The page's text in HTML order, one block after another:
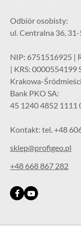
Odbiór osobisty:
ul. Centralna 36,
NIP: 6751516925 |
| KRS: 0000554199
Krakowa-
Bank PKO SA:
45 1240 4852 1111
Kontakt: tel. +48
sklep@profigeo.pl
+48 668 867 282